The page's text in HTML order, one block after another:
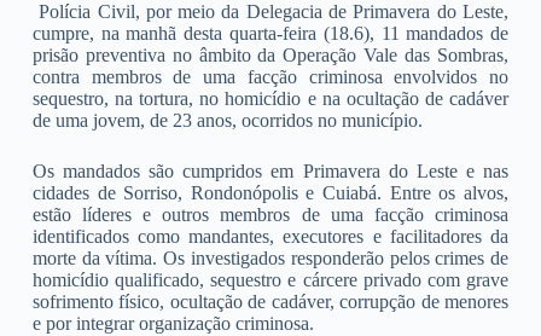
Polícia Civil, por meio da Delegacia de Primavera do Leste,
cumpre, na manhã desta quarta-feira (18.6), 11 mandados de
prisão preventiva no âmbito da Operação Vale das Sombras,
contra membros de uma facção criminosa envolvidos no
sequestro, na tortura, no homicídio e na ocultação de cadáver
de uma jovem, de 23 anos, ocorridos no município.
Os mandados são cumpridos em Primavera do Leste e nas
cidades de Sorriso, Rondonópolis e Cuiabá. Entre os alvos,
estão líderes e outros membros de uma facção criminosa
identificados como mandantes, executores e facilitadores da
morte da vítima. Os investigados responderão pelos crimes de
homicídio qualificado, sequestro e cárcere privado com grave
sofrimento físico, ocultação de cadáver, corrupção de menores
e por integrar organização criminosa.